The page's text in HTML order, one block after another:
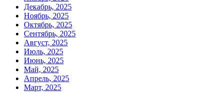
Декабрь, 2025
Ноябрь, 2025
Октябрь, 2025
Сентябрь, 2025
Август, 2025
Июль, 2025
Июнь, 2025
Май, 2025
Апрель, 2025
Март, 2025